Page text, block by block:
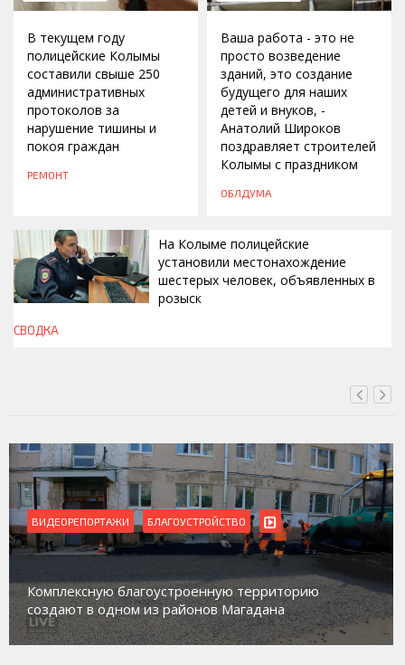
В текущем году
полицейские Колымы
составили свыше 250
административных
протоколов за
нарушение тишины и
покоя граждан
РЕМОНТ
Ваша работа - это не
просто возведение
зданий, это создание
будущего для наших
детей и внуков, -
Анатолий Широков
поздравляет строителей
Колымы с праздником
ОБЛДУМА
СЕГОДНЯ, 13:00
На Колыме полицейские
установили местонахождение
шестерых человек, объявленных в
розыск
СВОДКА
ВИДЕОРЕПОРТАЖИ БЛАГОУСТРОЙСТВО
Комплексную благоустроенную территорию
создают в одном из районов Магадана